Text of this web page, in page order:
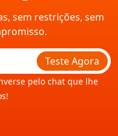
sem restrições, sem
Teste Agora
pelo chat que lhe